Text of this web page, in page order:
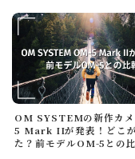
ガジェット・モノ
Gadget
る
ブロガ
OM SYSTEMの新作カ
5 Mark IIが発表！どこ
た？前モデルOM-5との